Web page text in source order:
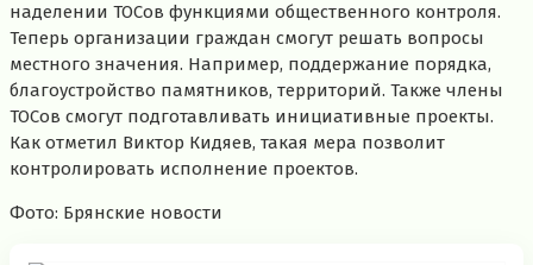
наделении ТОСов функциями общественного контроля.
Теперь организации граждан смогут решать вопросы
местного значения. Например, поддержание порядка,
благоустройство памятников, территорий. Также члены
ТОСов смогут подготавливать инициативные проекты.
Как отметил Виктор Кидяев, такая мера позволит
контролировать исполнение проектов.
Фото: Брянские новости